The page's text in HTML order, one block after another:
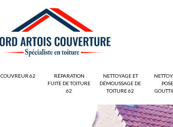
COUVREUR 62
RÉPARATION
FUITE DE TOITURE
62
NETTOYAGE ET
DÉMOUSSAGE DE
TOITURE 62